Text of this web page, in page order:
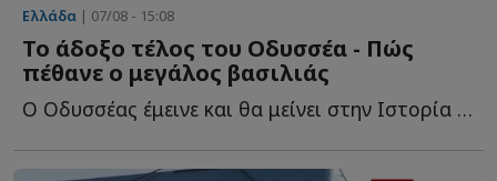
Ελλάδα | 07/08 - 15:08
Το άδοξο τέλος του Οδυσσέα - Πώς
πέθανε ο μεγάλος βασιλιάς
Ο Οδυσσέας έμεινε και θα μείνει στην Ιστορία ως ο πολυμήχανος ή...